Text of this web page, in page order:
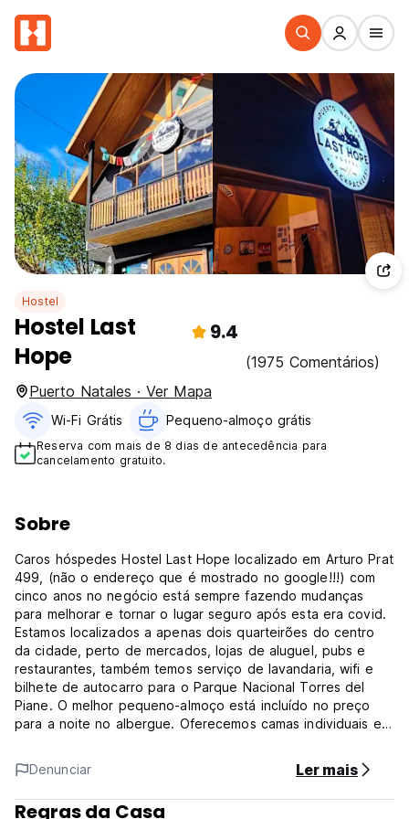
Hostel
Hostel Last
Hope
9.4
(1975 Comentários)
Puerto Natales · Ver Mapa
Wi-Fi Grátis Pequeno-almoço grátis
Reserva com mais de 8 dias de antecedência para
cancelamento gratuito.
Sobre
Caros hóspedes Hostel Last Hope localizado em Arturo Prat
499, (não o endereço que é mostrado no google!!!) com
cinco anos no negócio está sempre fazendo mudanças
para melhorar e tornar o lugar seguro após esta era covid.
Estamos localizados a apenas dois quarteirões do centro
da cidade, perto de mercados, lojas de aluguel, pubs e
restaurantes, também temos serviço de lavandaria, wifi e
bilhete de autocarro para o Parque Nacional Torres del
Piane. O melhor pequeno-almoço está incluído no preço
para a noite no albergue. Oferecemos camas individuais em
banho, uma cozinha com todo o equipamento,
churrasqueira e um ótimo local para relaxar e conhecer
pessoas. A receção está aberta das 6h às 23h.
Venha conhecer-nos, as boas vibrações da atmosfera vão
Denunciar Ler mais
Regras da Casa